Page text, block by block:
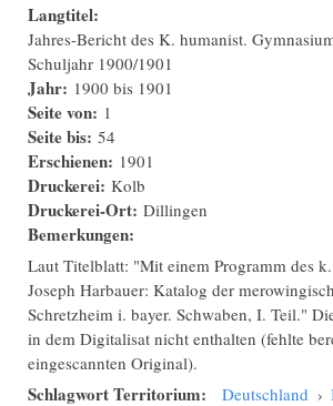
Langtitel:
Jahres-Bericht des K. humanist.
Schuljahr 1900/1901
Jahr: 1900 bis 1901
Seite von: 1
Seite bis: 54
Erschienen: 1901
Druckerei: Kolb
Druckerei-Ort: Dillingen
Bemerkungen:
Laut Titelblatt: "Mit einem Programm des
Joseph Harbauer: Katalog der
Schretzheim i. bayer. Schwaben, I. Teil."
in dem Digitalisat nicht enthalten (fehlte
eingescannten Original).
Schlagwort Territorium: Deutschland ›